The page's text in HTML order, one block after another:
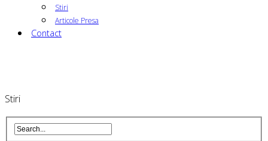
Stiri
Articole Presa
Contact
Stiri